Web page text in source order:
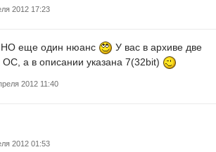
2012 17:23
НО еще один нюанс
У вас в архиве две
ОС, а в описании указана 7(32bit)
2012 11:40
2012 01:53